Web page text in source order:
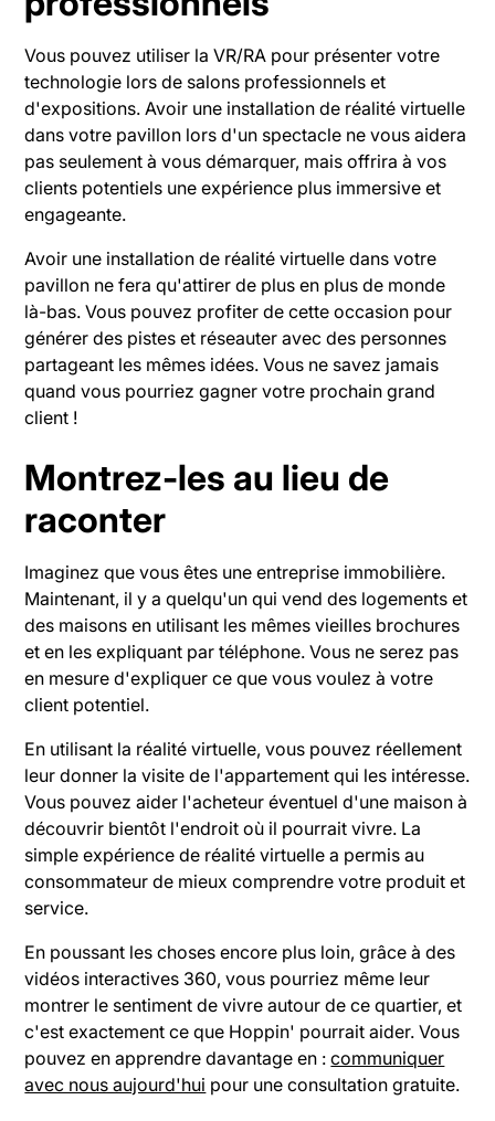
Vous pouvez utiliser la VR/RA pour présenter votre
technologie lors de salons professionnels et
d'expositions. Avoir une installation de réalité virtuelle
dans votre pavillon lors d'un spectacle ne vous aidera
pas seulement à vous démarquer, mais offrira à vos
clients potentiels une expérience plus immersive et
engageante.
Avoir une installation de réalité virtuelle dans votre
pavillon ne fera qu'attirer de plus en plus de monde
là-bas. Vous pouvez profiter de cette occasion pour
générer des pistes et réseauter avec des personnes
partageant les mêmes idées. Vous ne savez jamais
quand vous pourriez gagner votre prochain grand
client !
Montrez-les au lieu de
raconter
Imaginez que vous êtes une entreprise immobilière.
Maintenant, il y a quelqu'un qui vend des logements et
des maisons en utilisant les mêmes vieilles brochures
et en les expliquant par téléphone. Vous ne serez pas
en mesure d'expliquer ce que vous voulez à votre
client potentiel.
En utilisant la réalité virtuelle, vous pouvez réellement
leur donner la visite de l'appartement qui les intéresse.
Vous pouvez aider l'acheteur éventuel d'une maison à
découvrir bientôt l'endroit où il pourrait vivre. La
simple expérience de réalité virtuelle a permis au
consommateur de mieux comprendre votre produit et
service.
En poussant les choses encore plus loin, grâce à des
vidéos interactives 360, vous pourriez même leur
montrer le sentiment de vivre autour de ce quartier, et
c'est exactement ce que Hoppin' pourrait aider. Vous
pouvez en apprendre davantage en :communiquer
avec nous aujourd'hui pour une consultation gratuite.